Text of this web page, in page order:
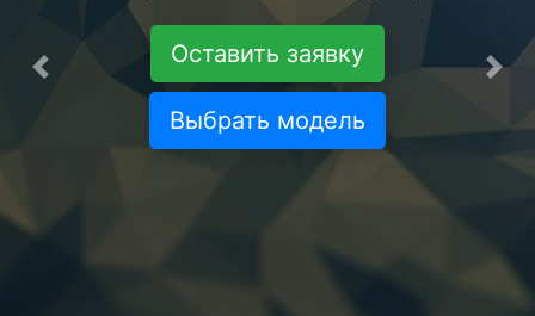
Оставить заявку
Выбрать модель
Предыдущая